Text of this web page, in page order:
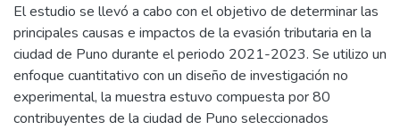
El estudio se llevó a cabo con el objetivo de determinar las
principales causas e impactos de la evasión tributaria en la
ciudad de Puno durante el periodo 2021-2023. Se utilizo un
enfoque cuantitativo con un diseño de investigación no
experimental, la muestra estuvo compuesta por 80
contribuyentes de la ciudad de Puno seleccionados